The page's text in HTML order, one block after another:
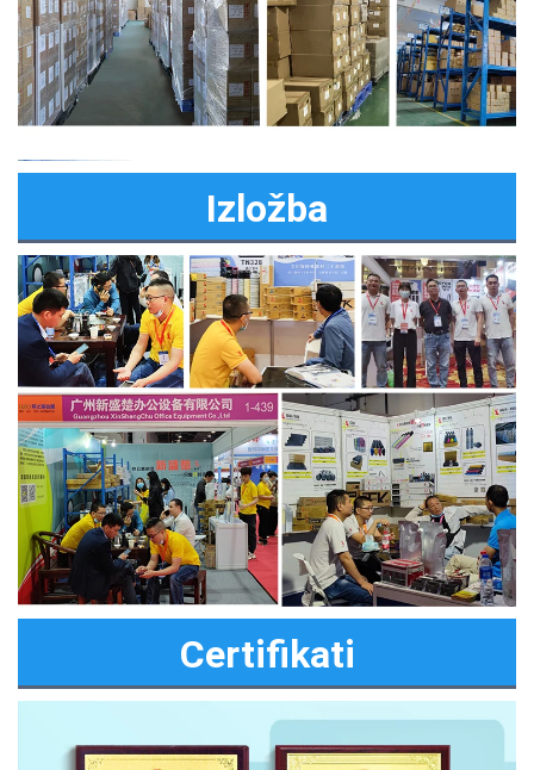
Izložba
Certifikati